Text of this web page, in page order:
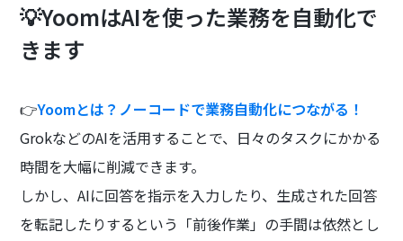
💡YoomはAIを使った業務を自動化で
きます
👉Yoomとは？ノーコードで業務自動化につながる！
GrokなどのAIを活用することで、日々のタスクにかかる
時間を大幅に削減できます。
しかし、AIに回答を指示を入力したり、生成された回答
を転記したりするという「前後作業」の手間は依然とし